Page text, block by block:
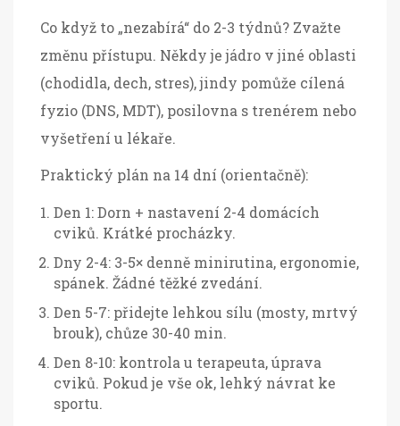
Co když to „nezabírá“ do 2-3 týdnů? Zvažte
změnu přístupu. Někdy je jádro v jiné oblasti
(chodidla, dech, stres), jindy pomůže cílená
fyzio (DNS, MDT), posilovna s trenérem nebo
vyšetření u lékaře.
Praktický plán na 14 dní (orientačně):
Den 1: Dorn + nastavení 2-4 domácích
cviků. Krátké procházky.
Dny 2-4: 3-5× denně minirutina, ergonomie,
spánek. Žádné těžké zvedání.
Den 5-7: přidejte lehkou sílu (mosty, mrtvý
brouk), chůze 30-40 min.
Den 8-10: kontrola u terapeuta, úprava
cviků. Pokud je vše ok, lehký návrat ke
sportu.